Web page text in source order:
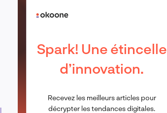
Spark! Une étincelle
d’innovation.
Recevez les meilleurs articles pour
décrypter les tendances digitales.